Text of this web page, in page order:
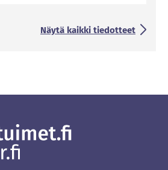
Näytä kaikki tiedotteet